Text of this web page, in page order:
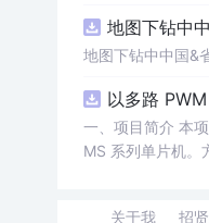
地图下钻中
地图下钻中中国&
以多路
一、项目简介 本项目（HF24075 SDFeatureRivertraining）是一套以多路 PWM 多彩 LED 灯光控制为核心的固件方案，基于 PADAUK P
MS 系列单片机。
关于我 招